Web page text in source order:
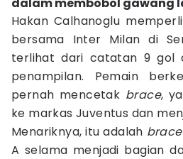
Hakan Calhanoglu
bersama Inter Milan di
terlihat dari catatan 9 gol
penampilan. Pemain
pernah mencetak brace,
ke markas Juventus dan
Menariknya, itu adalah brace
A selama menjadi bagian